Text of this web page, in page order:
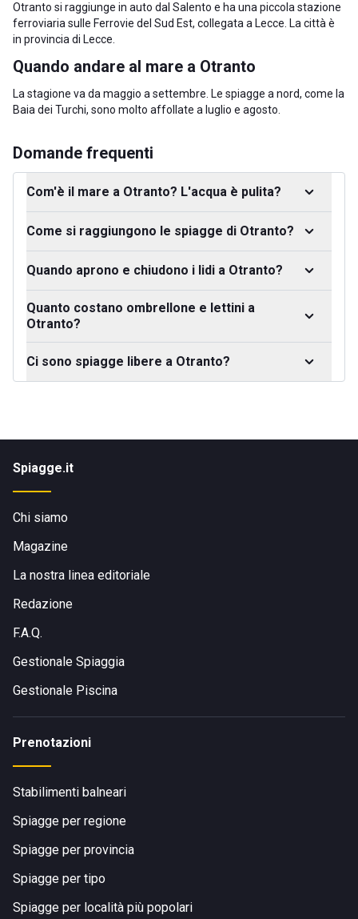
Otranto si raggiunge in auto dal Salento e ha una piccola stazione
ferroviaria sulle Ferrovie del Sud Est, collegata a Lecce. La città è
in provincia di Lecce
Quando andare al mare a Otranto
La stagione va da maggio a settembre. Le spiagge a nord, come la
Baia dei Turchi, sono molto affollate a luglio e agosto.
Domande frequenti
Com'è il mare a Otranto? L'acqua è pulita?
Come si raggiungono le spiagge di Otranto?
Quando aprono e chiudono i lidi a Otranto?
Quanto costano ombrellone e lettini a
Otranto?
Ci sono spiagge libere a Otranto?
Spiagge.it
Chi siamo
Magazine
La nostra linea editoriale
Redazione
F.A.Q.
Gestionale Spiaggia
Gestionale Piscina
Prenotazioni
Stabilimenti balneari
Spiagge per regione
Spiagge per provincia
Spiagge per tipo
Spiagge per località più popolari